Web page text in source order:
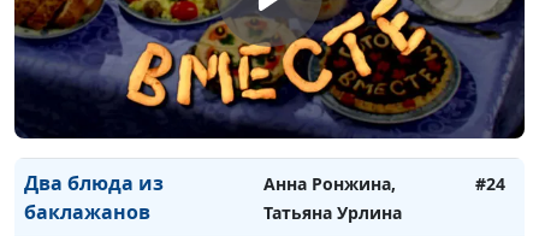
Хингалш с тыквой
Анна Ронжина,
Наталья Яшкина
#26
Борщ с черносливом и
ризотто
Анна Ронжина,
Наталья Яшкина
#25
Два блюда из
баклажанов
Анна Ронжина,
Татьяна Урлина
#24